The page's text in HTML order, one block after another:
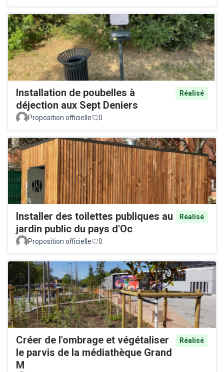
Installation de poubelles à
déjection aux Sept Deniers
Réalisé
Proposition officielle 0
Installer des toilettes publiques au
jardin public du pays d'Oc
Réalisé
Proposition officielle 0
Créer de l'ombrage et végétaliser
le parvis de la médiathèque Grand
M
Réalisé